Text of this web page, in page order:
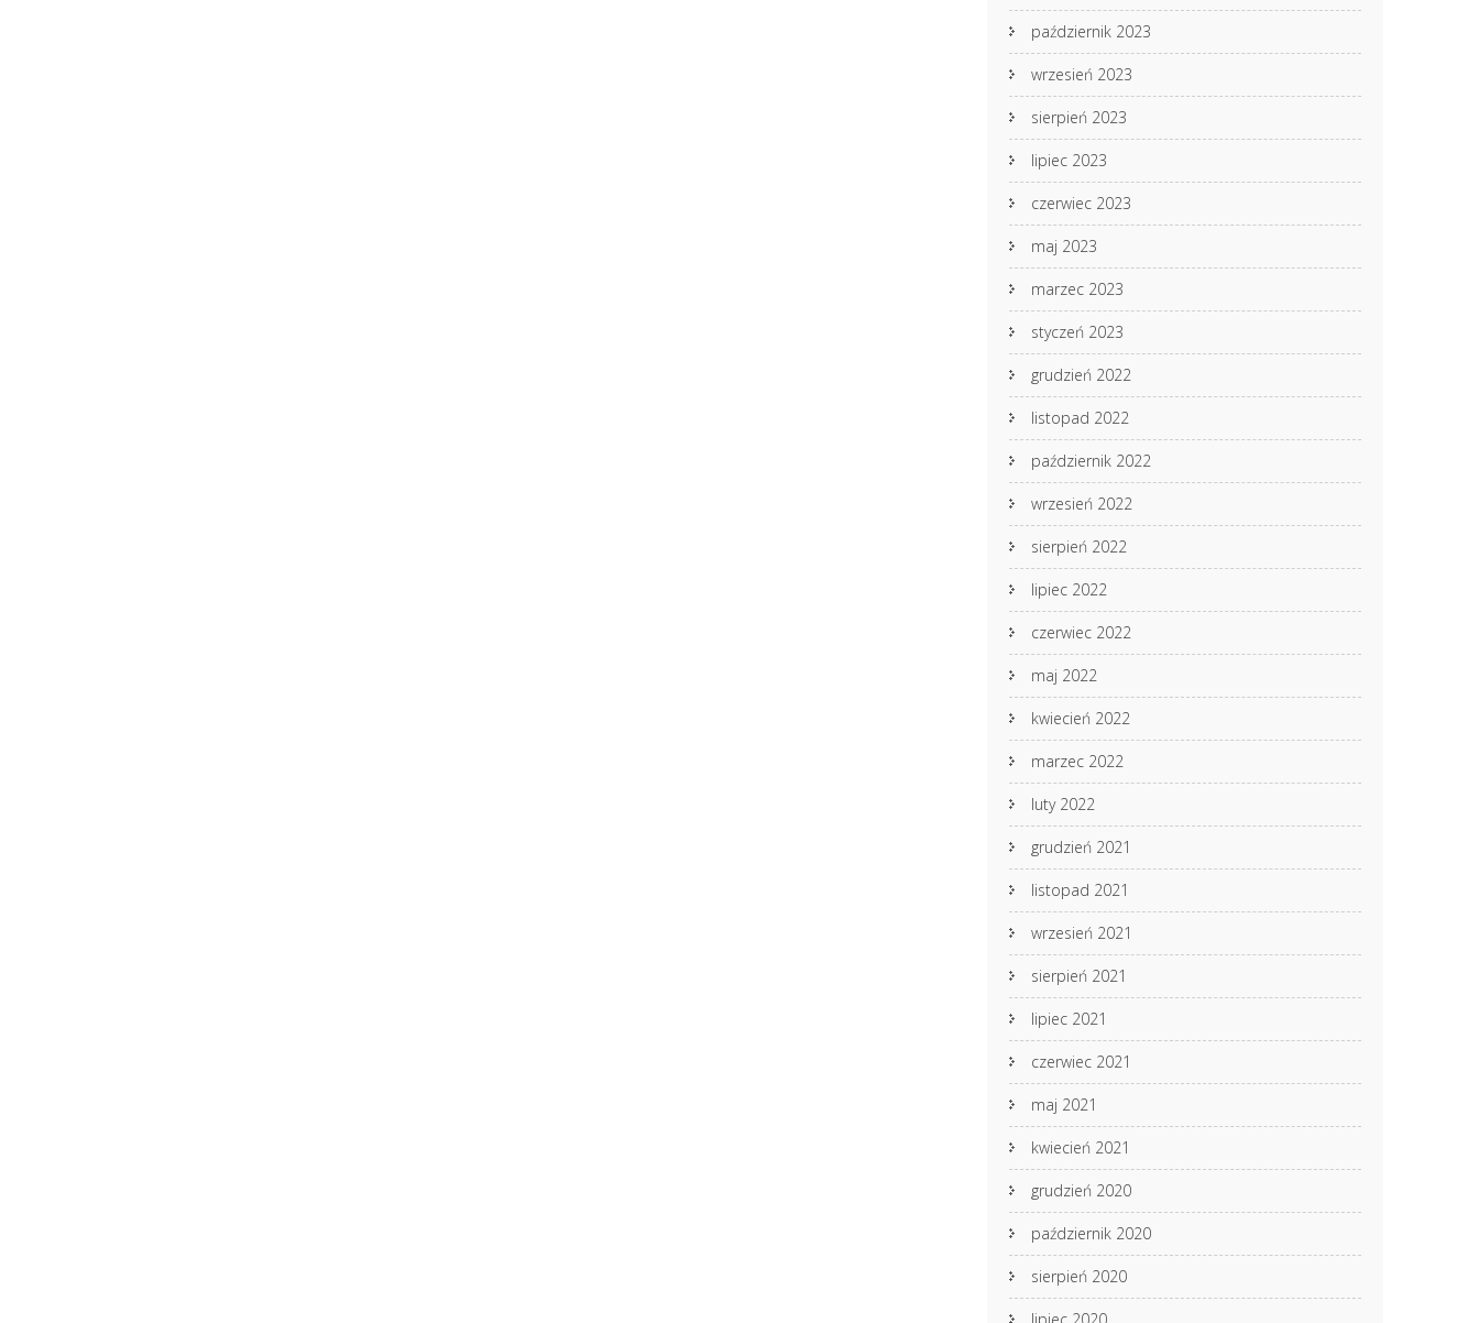
październik 2023
wrzesień 2023
sierpień 2023
lipiec 2023
czerwiec 2023
maj 2023
marzec 2023
styczeń 2023
grudzień 2022
listopad 2022
październik 2022
wrzesień 2022
sierpień 2022
lipiec 2022
czerwiec 2022
maj 2022
kwiecień 2022
marzec 2022
luty 2022
grudzień 2021
listopad 2021
wrzesień 2021
sierpień 2021
lipiec 2021
czerwiec 2021
maj 2021
kwiecień 2021
grudzień 2020
październik 2020
sierpień 2020